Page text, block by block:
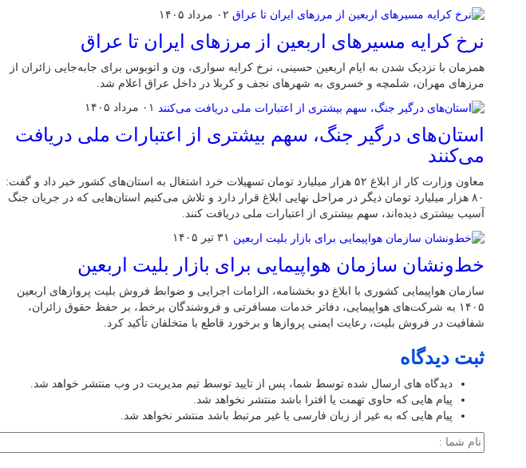
۰۲ مرداد ۱۴۰۵
نرخ کرایه مسیرهای اربعین از مرزهای ایران تا عراق
همزمان با نزدیک شدن به ایام اربعین حسینی، نرخ کرایه سواری، ون و اتوبوس برای جابه‌جایی زائران از
مرزهای مهران، شلمچه و خسروی به شهرهای نجف و کربلا در داخل عراق اعلام شد.
۰۱ مرداد ۱۴۰۵
استان‌های درگیر جنگ، سهم بیشتری از اعتبارات ملی دریافت
می‌کنند
معاون وزارت کار از ابلاغ ۵۲ هزار میلیارد تومان تسهیلات خرد اشتغال به استان‌های کشور خبر داد و گفت:
۸۰ هزار میلیارد تومان دیگر در مراحل نهایی ابلاغ قرار دارد و تلاش می‌کنیم استان‌هایی که در جریان جنگ
آسیب بیشتری دیده‌اند، سهم بیشتری از اعتبارات ملی دریافت کنند.
۳۱ تیر ۱۴۰۵
خط‌ونشان سازمان هواپیمایی برای بازار بلیت اربعین
سازمان هواپیمایی کشوری با ابلاغ دو بخشنامه، الزامات اجرایی و ضوابط فروش بلیت پروازهای اربعین
۱۴۰۵ به شرکت‌های هواپیمایی، دفاتر خدمات مسافرتی و فروشندگان برخط، بر حفظ حقوق زائران،
شفافیت در فروش بلیت، رعایت ایمنی پروازها و برخورد قاطع با متخلفان تأکید کرد.
ثبت دیدگاه
دیدگاه های ارسال شده توسط شما، پس از تایید توسط تیم مدیریت در وب منتشر خواهد شد.
پیام هایی که حاوی تهمت یا افترا باشد منتشر نخواهد شد.
پیام هایی که به غیر از زبان فارسی یا غیر مرتبط باشد منتشر نخواهد شد.